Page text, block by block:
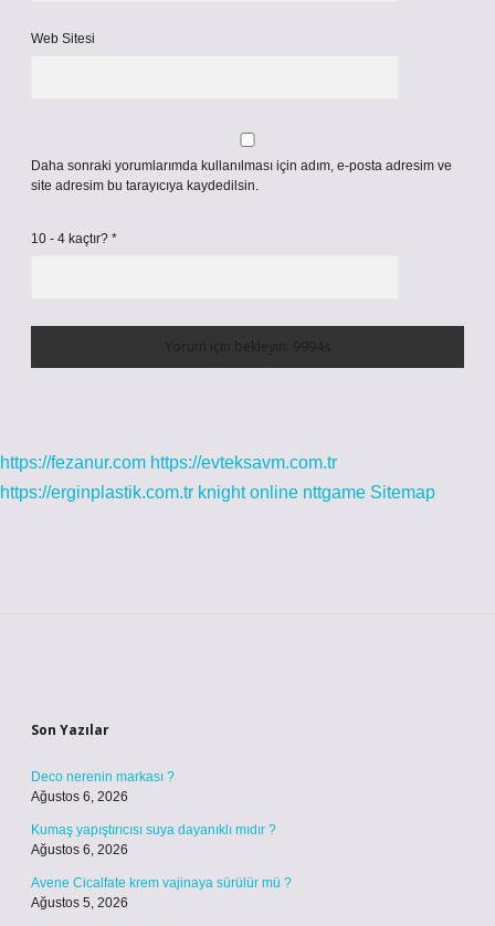
Web Sitesi
Daha sonraki yorumlarımda kullanılması için adım, e-posta adresim ve
site adresim bu tarayıcıya kaydedilsin.
10 - 4 kaçtır? *
https://fezanur.com https://evteksavm.com.tr
https://erginplastik.com.tr knight online nttgame Sitemap
Son Yazılar
Deco nerenin markası ?
Ağustos 6, 2026
Kumaş yapıştırıcısı suya dayanıklı mıdır ?
Ağustos 6, 2026
Avene Cicalfate krem vajinaya sürülür mü ?
Ağustos 5, 2026